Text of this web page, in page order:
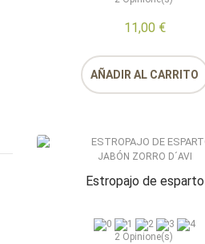
Felipe Torres
Simplemente los mejores jabones en
calidad, precio y resultados
11,00 €
AÑADIR AL CARRITO
JABÓN ZORRO D´AVI
Estropajo de esparto
2 Opinione(s)